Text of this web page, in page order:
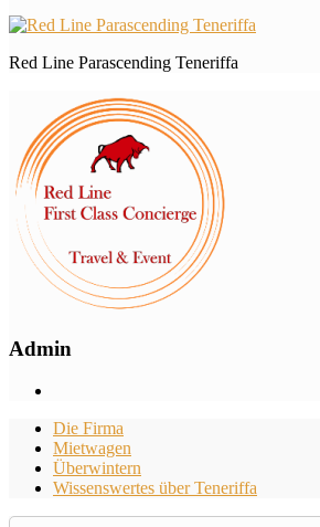
Red Line Parascending Teneriffa
Admin
Die Firma
Mietwagen
Überwintern
Wissenswertes über Teneriffa